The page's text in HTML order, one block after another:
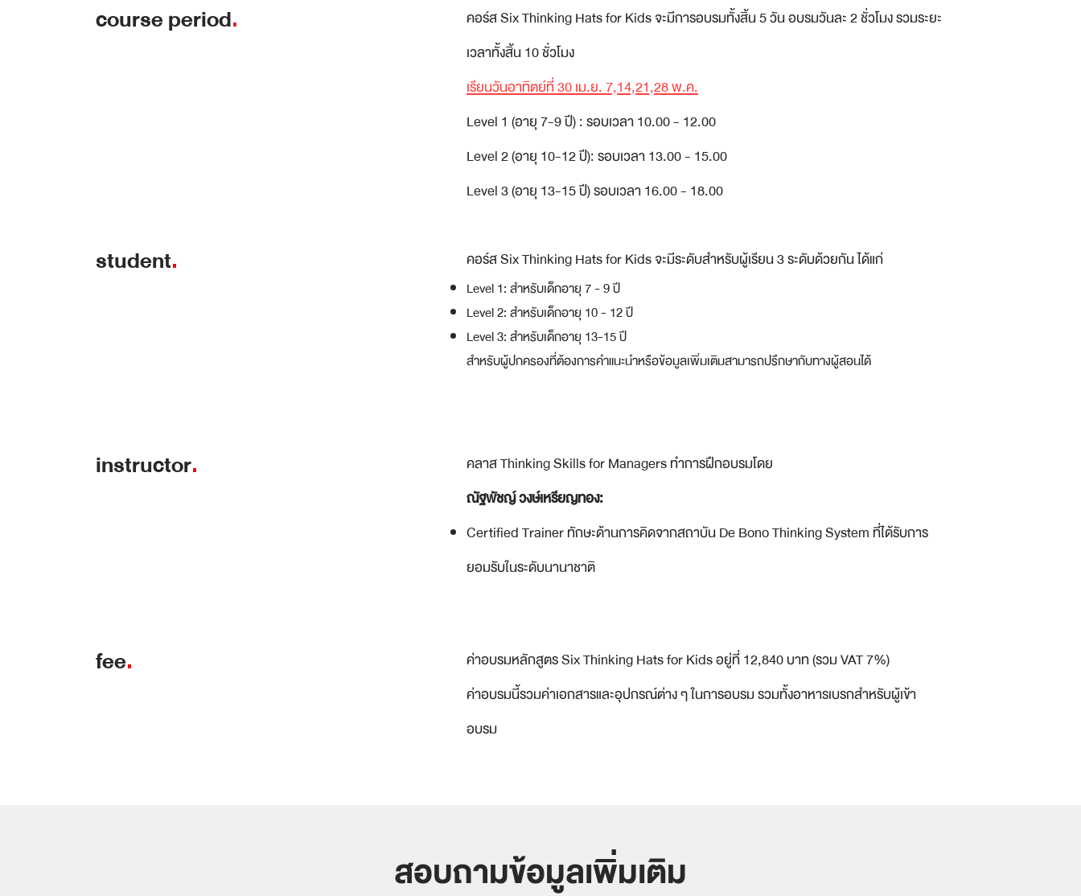
course period.
คอร์ส Six Thinking Hats for Kids จะมีการอบรมทั้งสิ้น 5 วัน อบรมวันละ 2 ชั่วโมง รวมระยะ
เวลาทั้งสิ้น 10 ชั่วโมง
เรียนวันอาทิตย์ที่ 30 เม.ย. 7,14,21,28 พ.ค.
Level 1 (อายุ 7-9 ปี) : รอบเวลา 10.00 - 12.00
Level 2 (อายุ 10-12 ปี): รอบเวลา 13.00 - 15.00
Level 3 (อายุ 13-15 ปี) รอบเวลา 16.00 - 18.00
student. คอร์ส Six Thinking Hats for Kids จะมีระดับสำหรับผู้เรียน 3 ระดับด้วยกัน ได้แก่
Level 1: สำหรับเด็กอายุ 7 - 9 ปี
Level 2: สำหรับเด็กอายุ 10 - 12 ปี
Level 3: สำหรับเด็กอายุ 13-15 ปี
สำหรับผู้ปกครองที่ต้องการคำแนะนำหรือข้อมูลเพิ่มเติมสามารถปรึกษากับทางผู้สอนได้
instructor.
คลาส Thinking Skills for Managers ทำการฝึกอบรมโดย
ณัฐพัชญ์ วงษ์เหรียญทอง:
Certified Trainer ทักษะด้านการคิดจากสถาบัน De Bono Thinking System ที่ได้รับการ
ยอมรับในระดับนานาชาติ
fee.
ค่าอบรมหลักสูตร Six Thinking Hats for Kids อยู่ที่ 12,840 บาท (รวม VAT 7%)
ค่าอบรมนี้รวมค่าเอกสารและอุปกรณ์ต่าง ๆ ในการอบรม รวมทั้งอาหารเบรกสำหรับผู้เข้า
อบรม
สอบถามข้อมูลเพิ่มเติม